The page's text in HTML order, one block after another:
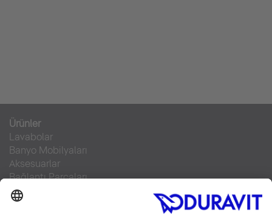
Ürünler
Lavabolar
Banyo Mobilyaları
Aksesuarlar
Bağlantı Parçaları
Klozetler